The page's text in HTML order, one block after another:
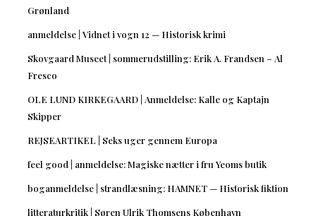
Grønland
anmeldelse | Vidnet i vogn 12 — Historisk krimi
Skovgaard Museet | sommerudstilling: Erik A. Frandsen – Al
Fresco
OLE LUND KIRKEGAARD | Anmeldelse: Kalle og Kaptajn
Skipper
REJSEARTIKEL | Seks uger gennem Europa
feel good | anmeldelse: Magiske nætter i fru Yeoms butik
boganmeldelse | strandlæsning: HAMNET — Historisk fiktion
litteraturkritik | Søren Ulrik Thomsens København